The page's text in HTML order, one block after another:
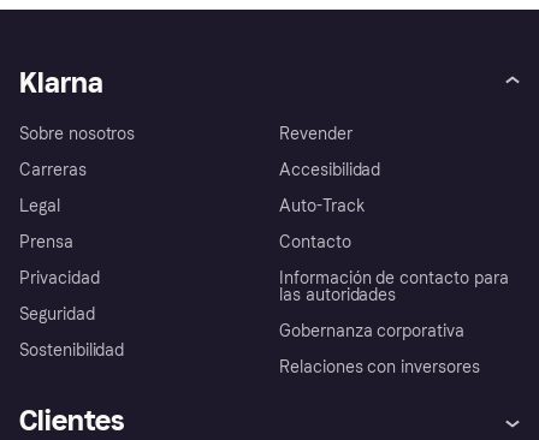
Klarna
Sobre nosotros
Carreras
Legal
Prensa
Privacidad
Seguridad
Sostenibilidad
Revender
Accesibilidad
Auto-Track
Contacto
Información de contacto para
las autoridades
Gobernanza corporativa
Relaciones con inversores
Clientes